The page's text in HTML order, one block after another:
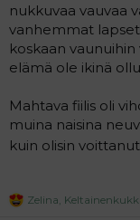
nukkuvaa vauvaa
vanhemmat
koskaan
elämä ole ikinä
Mahtava fiilis oli
muina naisina
kuin olisin
R
Zelina